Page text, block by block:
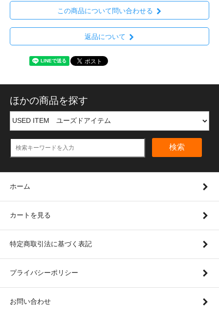
この商品について問い合わせる
返品について
ほかの商品を探す
検索
ホーム
カートを見る
特定商取引法に基づく表記
プライバシーポリシー
お問い合わせ